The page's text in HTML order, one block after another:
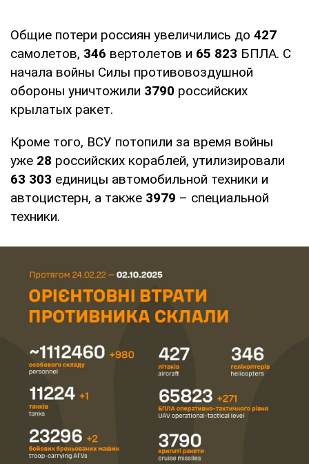
Общие потери россиян увеличились до 427
самолетов, 346 вертолетов и 65 823 БПЛА. С
начала войны Силы противовоздушной
обороны уничтожили 3790 российских
крылатых ракет.
Кроме того, ВСУ потопили за время войны
уже 28 российских кораблей, утилизировали
63 303 единицы автомобильной техники и
автоцистерн, а также 3979 – специальной
техники.